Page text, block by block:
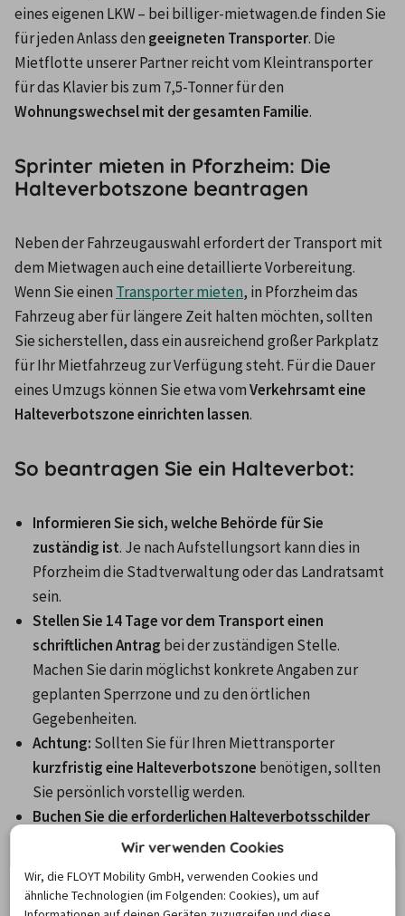
eines eigenen LKW – bei billiger-mietwagen.de finden Sie
für jeden Anlass den geeigneten Transporter. Die
Mietflotte unserer Partner reicht vom Kleintransporter
Wohnungswechsel mit der gesamten Familie.
Sprinter mieten in Pforzheim: Die
Halteverbotszone beantragen
Neben der Fahrzeugauswahl erfordert der Transport mit
dem Mietwagen auch eine detaillierte Vorbereitung.
Wenn Sie einen Transporter mieten, in Pforzheim das
Fahrzeug aber für längere Zeit halten möchten, sollten
Sie sicherstellen, dass ein ausreichend großer Parkplatz
für Ihr Mietfahrzeug zur Verfügung steht. Für die Dauer
eines Umzugs können Sie etwa vom Verkehrsamt eine
Halteverbotszone einrichten lassen.
So beantragen Sie ein Halteverbot:
Informieren Sie sich, welche Behörde für Sie
zuständig ist. Je nach Aufstellungsort kann dies in
Pforzheim die Stadtverwaltung oder das Landratsamt
sein.
Stellen Sie 14 Tage vor dem Transport einen
schriftlichen Antrag bei der zuständigen Stelle.
Machen Sie darin möglichst konkrete Angaben zur
geplanten Sperrzone und zu den örtlichen
Gegebenheiten.
Achtung:
Sollten Sie für Ihren Miettransporter
kurzfristig eine Halteverbotszone benötigen, sollten
Sie persönlich vorstellig werden.
Buchen Sie die erforderlichen Halteverbotsschilder
und lassen Sie diese mindestens 72 Stunden
gewährleistet, dass Sie widerrechtlich parkende
Wir verwenden Cookies
Wir, die FLOYT Mobility GmbH, verwenden Cookies und
ähnliche Technologien (im Folgenden: Cookies), um auf